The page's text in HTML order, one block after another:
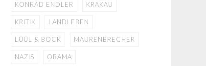
KONRAD ENDLER KRAKAU
KRITIK LANDLEBEN
LÜÜL & BOCK MAURENBRECHER
NAZIS OBAMA